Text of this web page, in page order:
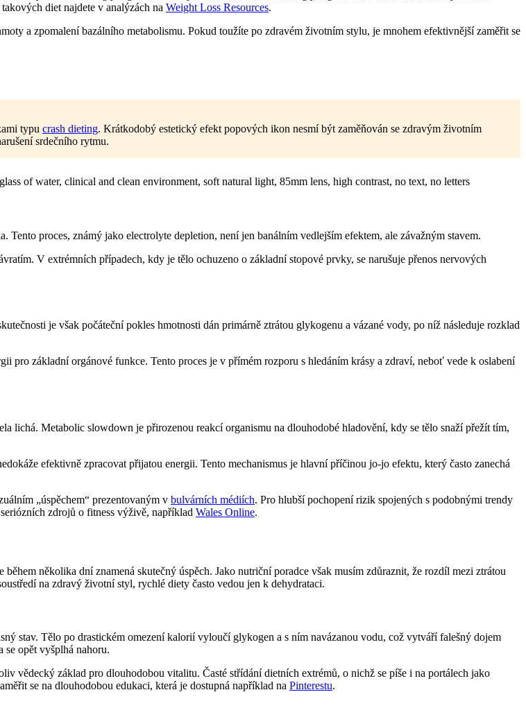
diet najdete v analýzách na Weight Loss Resources.
a zpomalení bazálního metabolismu. Pokud toužíte po zdravém životním stylu, je mnohem efektivnější zaměřit se
typu crash dieting. Krátkodobý estetický efekt popových ikon nesmí být zaměňován se zdravým životním
srdečního rytmu.
proces, známý jako electrolyte depletion, není jen banálním vedlejším efektem, ale závažným stavem.
V extrémních případech, kdy je tělo ochuzeno o základní stopové prvky, se narušuje přenos nervových
je však počáteční pokles hmotnosti dán primárně ztrátou glykogenu a vázané vody, po níž následuje rozklad
pro základní orgánové funkce. Tento proces je v přímém rozporu s hledáním krásy a zdraví, neboť vede k oslabení
lichá. Metabolic slowdown je přirozenou reakcí organismu na dlouhodobé hladovění, kdy se tělo snaží přežít tím,
efektivně zpracovat přijatou energii. Tento mechanismus je hlavní příčinou jo-jo efektu, který často zanechá
„úspěchem“ prezentovaným v bulvárních médiích. Pro hlubší pochopení rizik spojených s podobnými trendy
zdrojů o fitness výživě, například Wales Online.
několika dní znamená skutečný úspěch. Jako nutriční poradce však musím zdůraznit, že rozdíl mezi ztrátou
na zdravý životní styl, rychlé diety často vedou jen k dehydrataci.
stav. Tělo po drastickém omezení kalorií vyloučí glykogen a s ním navázanou vodu, což vytváří falešný dojem
se opět vyšplhá nahoru.
vědecký základ pro dlouhodobou vitalitu. Časté střídání dietních extrémů, o nichž se píše i na portálech jako
se na dlouhodobou edukaci, která je dostupná například na Pinterestu.